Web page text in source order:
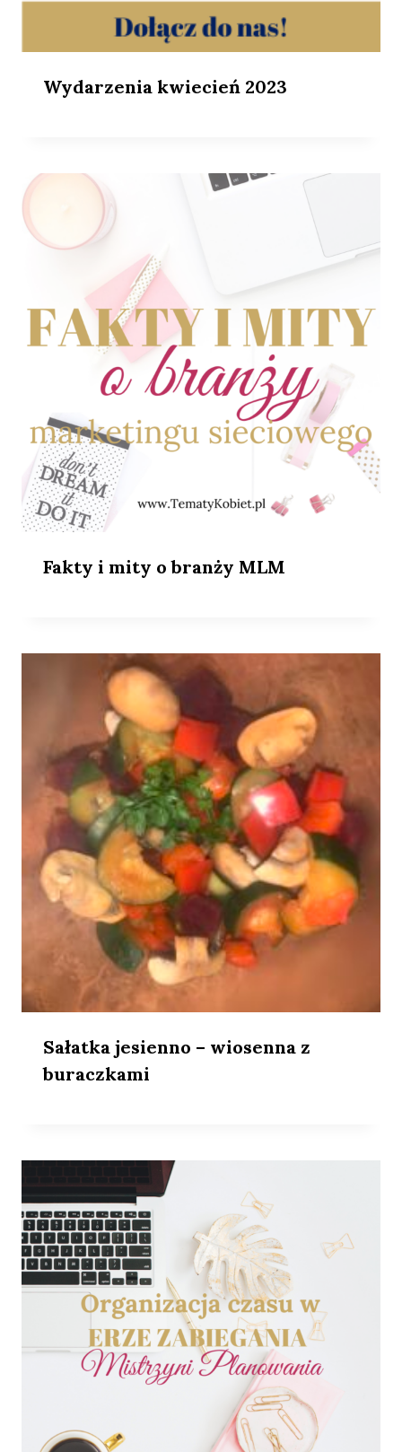
Wydarzenia kwiecień 2023
Fakty i mity o branży MLM
Sałatka jesienno – wiosenna z
buraczkami